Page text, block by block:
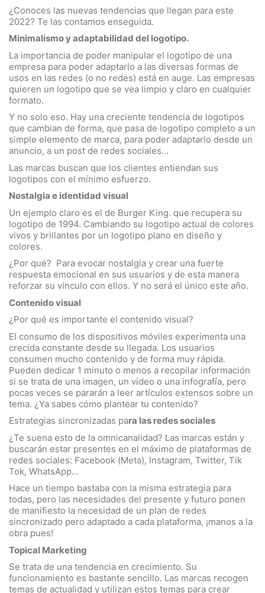
¿Conoces las nuevas tendencias que llegan para este
2022? Te las contamos enseguida.
Minimalismo y adaptabilidad del logotipo.
La importancia de poder manipular el logotipo de una
empresa para poder adaptarlo a las diversas formas de
usos en las redes (o no redes) está en auge. Las empresas
quieren un logotipo que se vea limpio y claro en cualquier
formato.
Y no solo eso. Hay una creciente tendencia de logotipos
que cambian de forma, que pasa de logotipo completo a un
simple elemento de marca, para poder adaptarlo desde un
anuncio, a un post de redes sociales…
Las marcas buscan que los clientes entiendan sus
logotipos con el mínimo esfuerzo.
Nostalgia e identidad visual
Un ejemplo claro es el de Burger King. que recupera su
logotipo de 1994. Cambiando su logotipo actual de colores
vivos y brillantes por un logotipo plano en diseño y
colores.
¿Por qué? Para evocar nostalgia y crear una fuerte
respuesta emocional en sus usuarios y de esta manera
reforzar su vínculo con ellos. Y no será el único este año.
Contenido visual
¿Por qué es importante el contenido visual?
El consumo de los dispositivos móviles experimenta una
crecida constante desde su llegada. Los usuarios
consumen mucho contenido y de forma muy rápida.
Pueden dedicar 1 minuto o menos a recopilar información
si se trata de una imagen, un vídeo o una infografía, pero
pocas veces se pararán a leer artículos extensos sobre un
tema. ¿Ya sabes cómo plantear tu contenido?
Estrategias sincronizadas para las redes sociales
¿Te suena esto de la omnicanalidad? Las marcas están y
buscarán estar presentes en el máximo de plataformas de
redes sociales: Facebook (Meta), Instagram, Twitter, Tik
Tok, WhatsApp…
Hace un tiempo bastaba con la misma estrategia para
todas, pero las necesidades del presente y futuro ponen
de manifiesto la necesidad de un plan de redes
sincronizado pero adaptado a cada plataforma, ¡manos a la
obra pues!
Topical Marketing
Se trata de una tendencia en crecimiento. Su
funcionamiento es bastante sencillo. Las marcas recogen
temas de actualidad y utilizan estos temas para crear